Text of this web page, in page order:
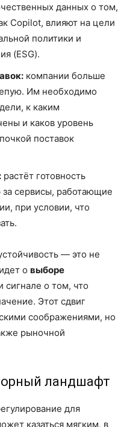
данных о том,
Copilot, влияют на цели
политики и
(ESG).
компании больше
Им необходимо
к каким
и каков уровень
поставок
растёт готовность
сервисы, работающие
при условии, что
— это не
о выборе
сигнале о том, что
Этот сдвиг
соображениями, но
рыночной
ландшафт
для
казаться мягким, в